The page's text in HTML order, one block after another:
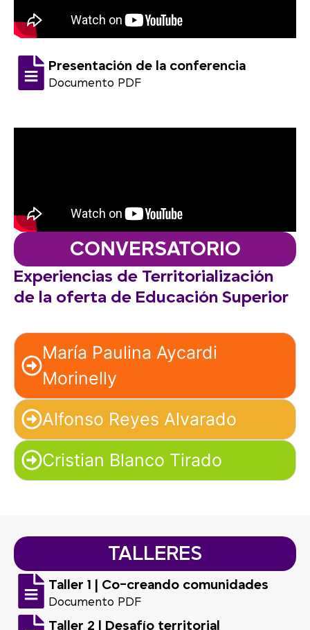
Presentación de la conferencia
Documento PDF
Experiencias de Territorialización
de la oferta de Educación Superior
María Paulina Aycardi
Morinelly
Alfonso Reyes Alvarado
Cristian Blanco Tirado
CONVERSATORIO
TALLERES
Taller 1 | Co-creando comunidades
Documento PDF
Taller 2 | Desafío territorial